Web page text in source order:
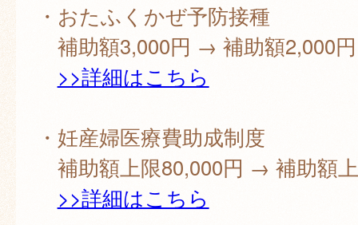
・おたふくかぜ予防接種
補助額3,000円 → 補助額2,000円
>>詳細はこちら
・妊産婦医療費助成制度
補助額上限80,000円 → 補助額
>>詳細はこちら